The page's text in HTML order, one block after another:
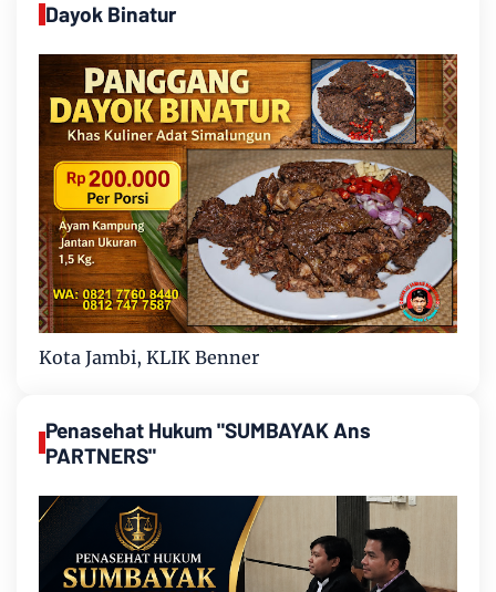
Dayok Binatur
Kota Jambi, KLIK Benner
Penasehat Hukum "SUMBAYAK Ans
PARTNERS"